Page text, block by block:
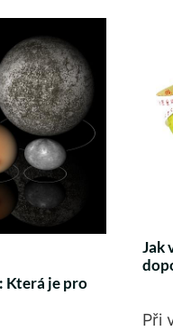
Která je pro
Jak
Při